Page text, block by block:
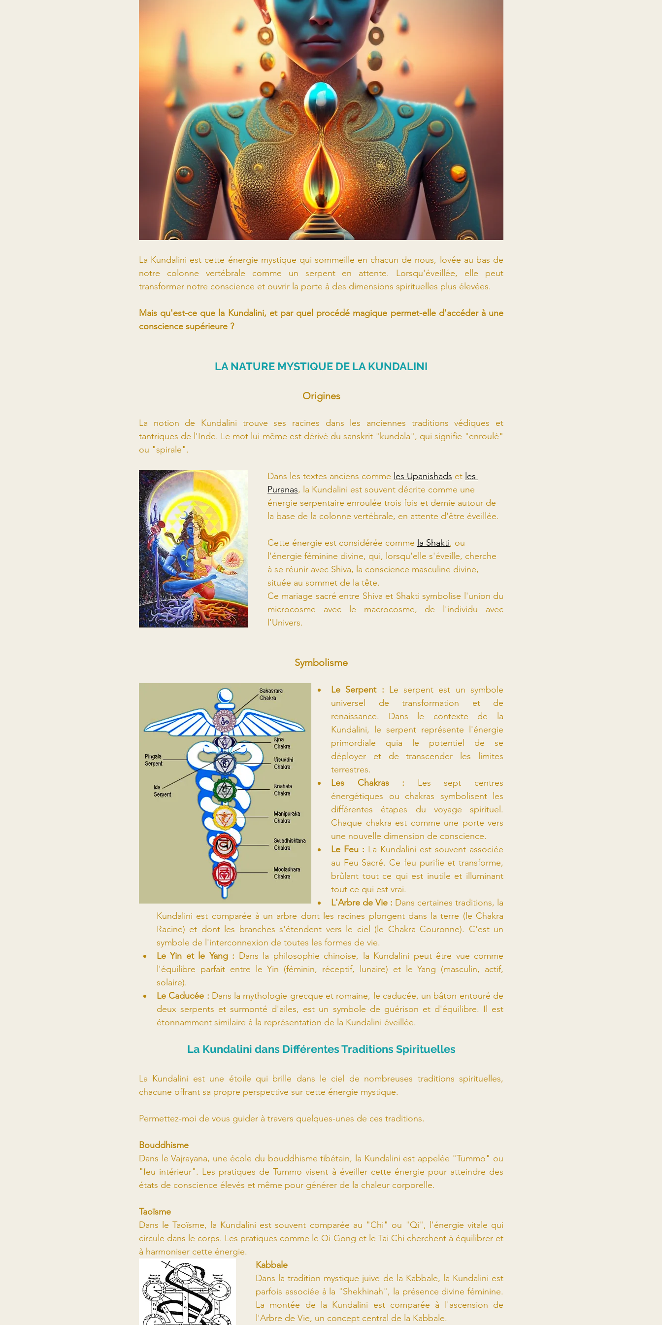
La Kundalini est cette énergie mystique qui sommeille en chacun de nous, lovée au bas de
notre colonne vertébrale comme un serpent en attente. Lorsqu'éveillée, elle peut
transformer notre conscience et ouvrir la porte à des dimensions spirituelles plus élevées.
Mais qu'est-ce que la Kundalini, et par quel procédé magique permet-elle d'accéder à une
conscience supérieure ?
LA NATURE MYSTIQUE DE LA KUNDALINI
Origines
La notion de Kundalini trouve ses racines dans les anciennes traditions védiques et
tantriques de l'Inde. Le mot lui-même est dérivé du sanskrit "kundala", qui signifie "enroulé"
ou "spirale".
Dans les textes anciens comme les Upanishads et les
Puranas, la Kundalini est souvent décrite comme une
énergie serpentaire enroulée trois fois et demie autour de
la base de la colonne vertébrale, en attente d'être éveillée.
Cette énergie est considérée comme la Shakti, ou
l'énergie féminine divine, qui, lorsqu'elle s'éveille, cherche
à se réunir avec Shiva, la conscience masculine divine,
située au sommet de la tête.
Ce mariage sacré entre Shiva et Shakti symbolise l'union du
microcosme avec le macrocosme, de l'individu avec
l'Univers.
Symbolisme
Le Serpent : Le serpent est un symbole
universel de transformation et de
renaissance. Dans le contexte de la
Kundalini, le serpent représente l'énergie
primordiale quia le potentiel de se
déployer et de transcender les limites
terrestres.
Les Chakras : Les sept centres
énergétiques ou chakras symbolisent les
différentes étapes du voyage spirituel.
Chaque chakra est comme une porte vers
une nouvelle dimension de conscience.
Le Feu : La Kundalini est souvent associée
au Feu Sacré. Ce feu purifie et transforme,
brûlant tout ce qui est inutile et illuminant
tout ce qui est vrai.
L'Arbre de Vie : Dans certaines traditions, la
Kundalini est comparée à un arbre dont les racines plongent dans la terre (le Chakra
Racine) et dont les branches s'étendent vers le ciel (le Chakra Couronne). C'est un
symbole de l'interconnexion de toutes les formes de vie.
Le Yin et le Yang : Dans la philosophie chinoise, la Kundalini peut être vue comme
l'équilibre parfait entre le Yin (féminin, réceptif, lunaire) et le Yang (masculin, actif,
solaire).
Le Caducée : Dans la mythologie grecque et romaine, le caducée, un bâton entouré de
deux serpents et surmonté d'ailes, est un symbole de guérison et d'équilibre. Il est
étonnamment similaire à la représentation de la Kundalini éveillée.
La Kundalini dans Différentes Traditions Spirituelles
La Kundalini est une étoile qui brille dans le ciel de nombreuses traditions spirituelles,
chacune offrant sa propre perspective sur cette énergie mystique.
Permettez-moi de vous guider à travers quelques-unes de ces traditions.
Bouddhisme
Dans le Vajrayana, une école du bouddhisme tibétain, la Kundalini est appelée "Tummo" ou
"feu intérieur". Les pratiques de Tummo visent à éveiller cette énergie pour atteindre des
états de conscience élevés et même pour générer de la chaleur corporelle.
Taoïsme
Dans le Taoïsme, la Kundalini est souvent comparée au "Chi" ou "Qi", l'énergie vitale qui
circule dans le corps. Les pratiques comme le Qi Gong et le Tai Chi cherchent à équilibrer et
à harmoniser cette énergie.
Kabbale
Dans la tradition mystique juive de la Kabbale, la Kundalini est
parfois associée à la "Shekhinah", la présence divine féminine.
La montée de la Kundalini est comparée à l'ascension de
l'Arbre de Vie, un concept central de la Kabbale.